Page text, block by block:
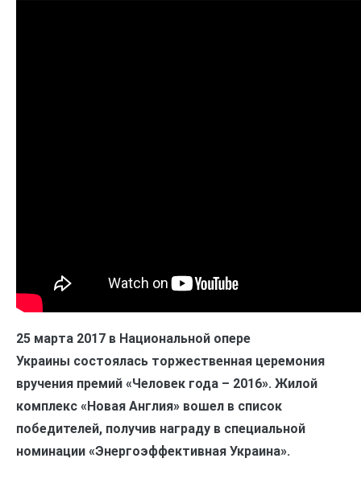
25 марта 2017 в Национальной опере
Украины состоялась торжественная церемония
вручения премий «Человек года – 2016». Жилой
комплекс «Новая Англия» вошел в список
победителей, получив награду в специальной
номинации «Энергоэффективная Украина».